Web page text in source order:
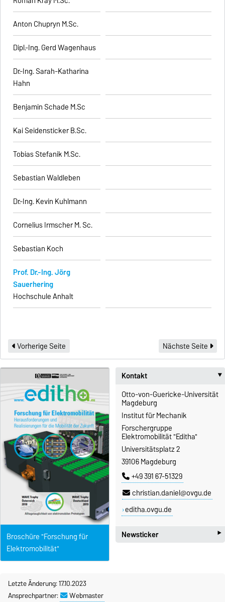
Anton Chupryn M.Sc.
Dipl.-Ing. Gerd Wagenhaus
Dr.-Ing. Sarah-Katharina
Hahn
Benjamin Schade M.Sc
Kai Seidensticker B.Sc.
Tobias Stefanik M.Sc.
Sebastian Waldleben
Dr.-Ing. Kevin Kuhlmann
Cornelius Irmscher M. Sc.
Sebastian Koch
Prof. Dr.-Ing. Jörg
Sauerhering
Hochschule Anhalt
Vorherige Seite Nächste Seite
Kontakt
Otto-von-Guericke-Universität
Magdeburg
Institut für Mechanik
Forschergruppe
Elektromobilität "Editha"
Universitätsplatz 2
39106 Magdeburg
+49 391 67-51329
christian.daniel@ovgu.de
editha.ovgu.de
Newsticker ‣
Broschüre "Forschung für
Elektromobilität"
Letzte Änderung: 17.10.2023
Ansprechpartner:
Webmaster